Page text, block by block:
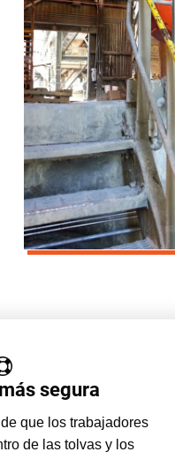
segura
que los trabajadores
de las tolvas y los